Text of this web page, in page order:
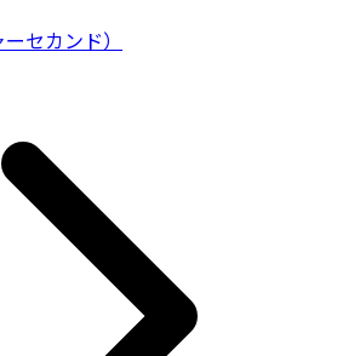
セカンド）